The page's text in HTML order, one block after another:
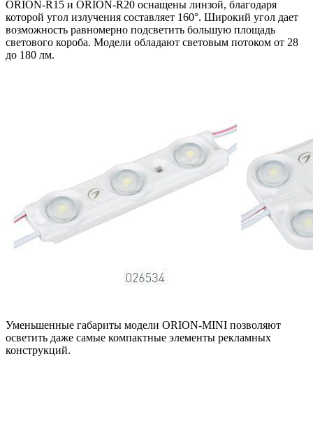
ORION-R15 и ORION-R20 оснащены линзой, благодаря
которой угол излучения составляет 160°. Широкий угол дает
возможность равномерно подсветить большую площадь
светового короба. Модели обладают световым потоком от 28
до 180 лм.
Уменьшенные габариты модели ORION-MINI позволяют
осветить даже самые компактные элементы рекламных
конструкций.